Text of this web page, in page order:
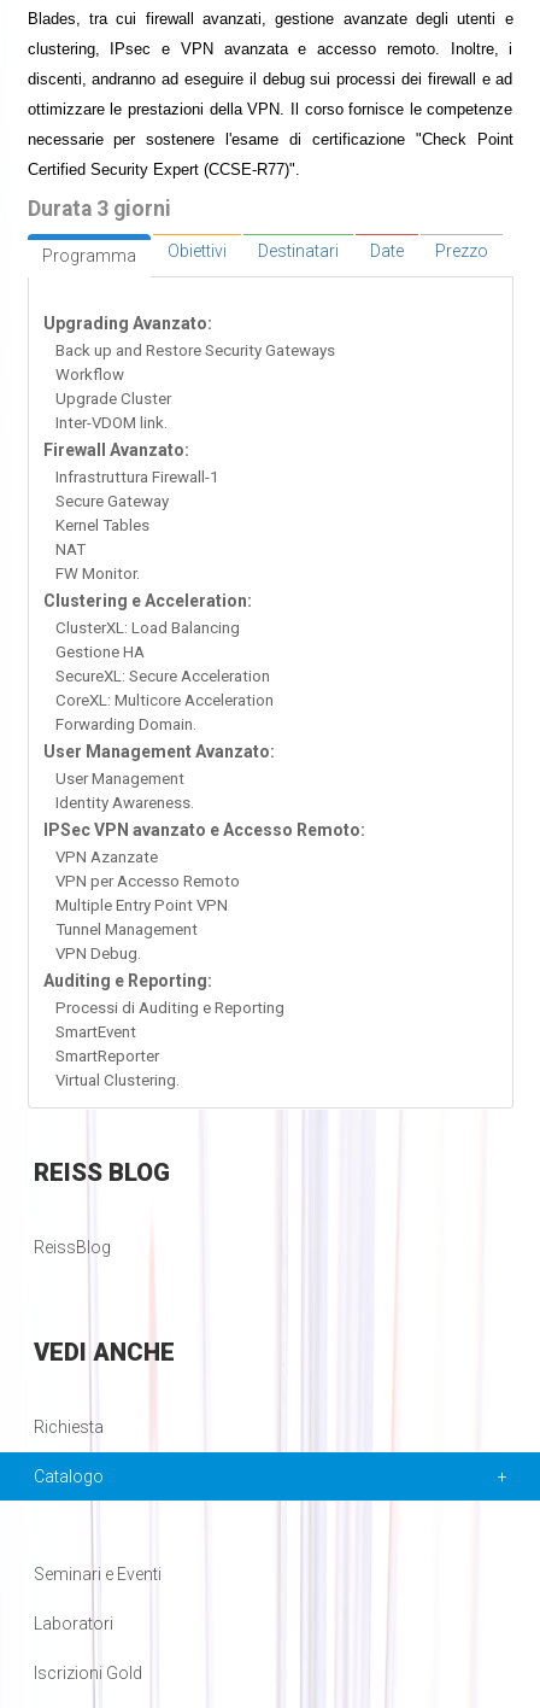
Blades, tra cui firewall avanzati, gestione avanzate degli utenti e
clustering, IPsec e VPN avanzata e accesso remoto. Inoltre, i
discenti, andranno ad eseguire il debug sui processi dei firewall e ad
ottimizzare le prestazioni della VPN. Il corso fornisce le competenze
necessarie per sostenere l'esame di certificazione "Check Point
Certified Security Expert (CCSE-R77)".
Durata 3 giorni
Programma Obiettivi Destinatari Date Prezzo
Upgrading Avanzato:
Back up and Restore Security Gateways
Workflow
Upgrade Cluster
Inter-VDOM link.
Firewall Avanzato:
Infrastruttura Firewall-1
Secure Gateway
Kernel Tables
NAT
FW Monitor.
Clustering e Acceleration:
ClusterXL: Load Balancing
Gestione HA
SecureXL: Secure Acceleration
CoreXL: Multicore Acceleration
Forwarding Domain.
User Management Avanzato:
User Management
Identity Awareness.
IPSec VPN avanzato e Accesso Remoto:
VPN Azanzate
VPN per Accesso Remoto
Multiple Entry Point VPN
Tunnel Management
VPN Debug.
Auditing e Reporting:
Processi di Auditing e Reporting
SmartEvent
SmartReporter
Virtual Clustering.
REISSBLOG
ReissBlog
VEDI ANCHE
Richiesta
Catalogo
Seminari e Eventi
Laboratori
Iscrizioni Gold